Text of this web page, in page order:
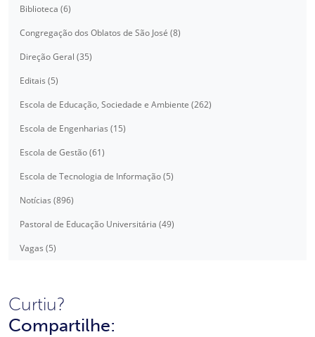
Biblioteca (6)
Congregação dos Oblatos de São José (8)
Direção Geral (35)
Editais (5)
Escola de Educação, Sociedade e Ambiente (262)
Escola de Engenharias (15)
Escola de Gestão (61)
Escola de Tecnologia de Informação (5)
Notícias (896)
Pastoral de Educação Universitária (49)
Vagas (5)
Curtiu?
Compartilhe: